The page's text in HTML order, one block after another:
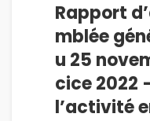
Rapport
mblée
u 25
cice 2022
l’activité